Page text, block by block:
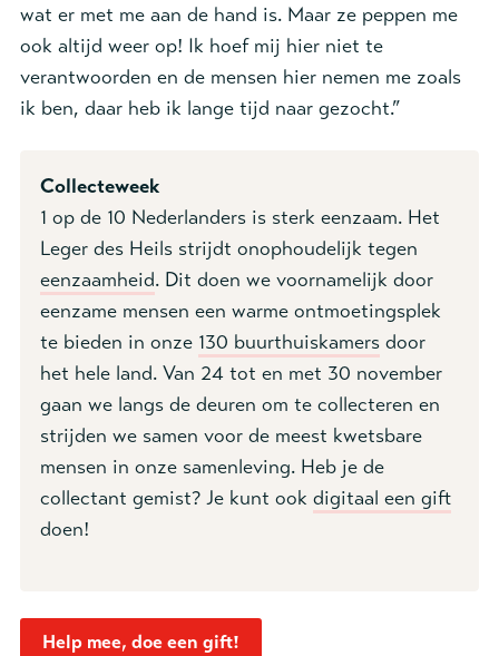
wat er met me aan de hand is. Maar ze peppen me
ook altijd weer op! Ik hoef mij hier niet te
verantwoorden en de mensen hier nemen me zoals
ik ben, daar heb ik lange tijd naar gezocht.”
Collecteweek
1 op de 10 Nederlanders is sterk eenzaam. Het
Leger des Heils strijdt onophoudelijk tegen
eenzaamheid. Dit doen we voornamelijk door
eenzame mensen een warme ontmoetingsplek
te bieden in onze 130 buurthuiskamers door
het hele land. Van 24 tot en met 30 november
gaan we langs de deuren om te collecteren en
strijden we samen voor de meest kwetsbare
mensen in onze samenleving. Heb je de
collectant gemist? Je kunt ook digitaal een gift
doen!
Help mee, doe een gift!